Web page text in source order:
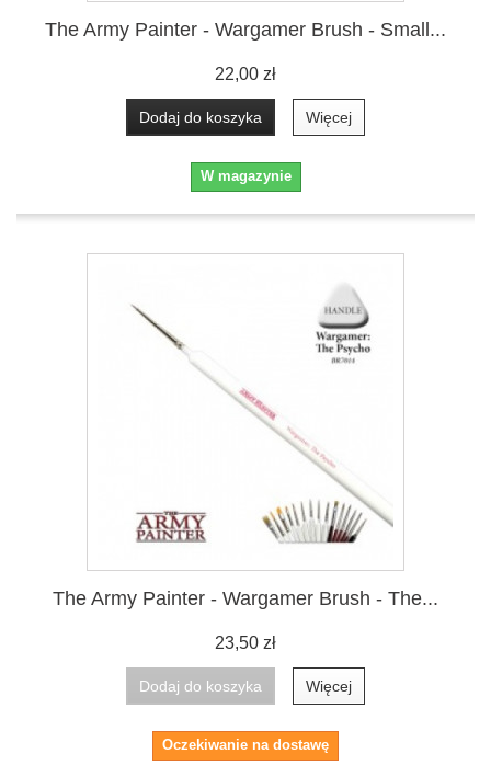
The Army Painter - Wargamer Brush - Small...
22,00 zł
Dodaj do koszyka Więcej
W magazynie
The Army Painter - Wargamer Brush - The...
23,50 zł
Dodaj do koszyka Więcej
Oczekiwanie na dostawę